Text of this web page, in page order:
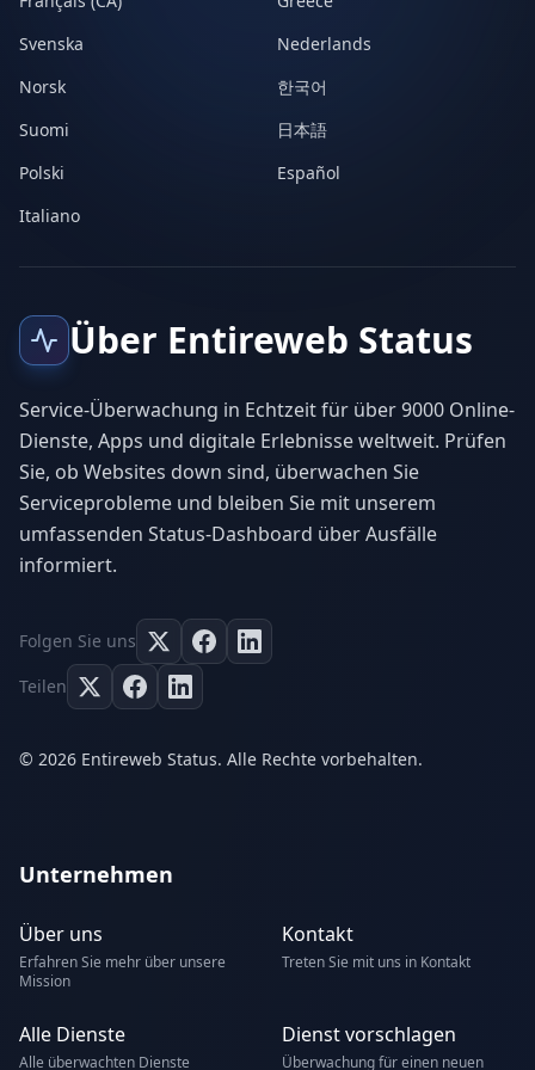
Svenska
Nederlands
Norsk
한국어
Suomi
日本語
Polski
Español
Italiano
Über Entireweb Status
Service-Überwachung in Echtzeit für über 9000 Online-
Dienste, Apps und digitale Erlebnisse weltweit. Prüfen
Sie, ob Websites down sind, überwachen Sie
Serviceprobleme und bleiben Sie mit unserem
umfassenden Status-Dashboard über Ausfälle
informiert.
Folgen Sie uns
Teilen
© 2026 Entireweb Status. Alle Rechte vorbehalten.
Unternehmen
Über uns
Erfahren Sie mehr über unsere
Mission
Kontakt
Treten Sie mit uns in Kontakt
Alle Dienste
Alle überwachten Dienste
Dienst vorschlagen
Überwachung für einen neuen